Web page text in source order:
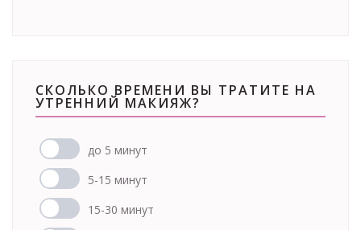
СКОЛЬКО ВРЕМЕНИ ВЫ ТРАТИТЕ НА
УТРЕННИЙ МАКИЯЖ?
до 5 минут
5-15 минут
15-30 минут